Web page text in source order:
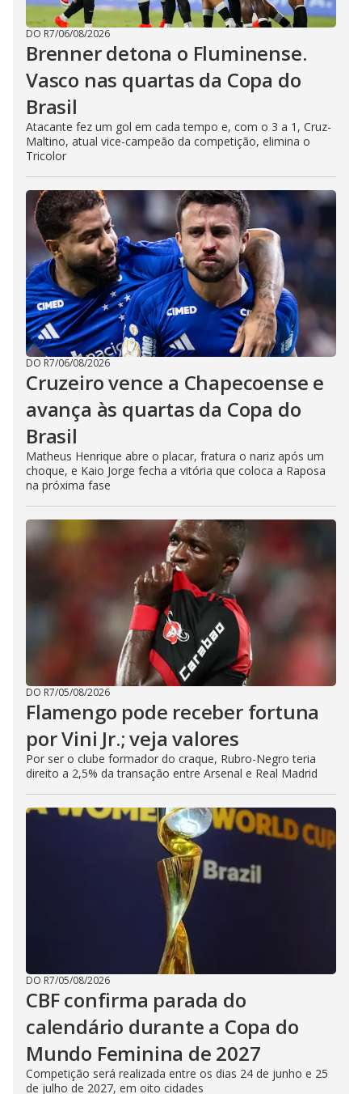
DO R7/06/08/2026
Brenner detona o Fluminense.
Vasco nas quartas da Copa do
Brasil
Atacante fez um gol em cada tempo e, com o 3 a 1, Cruz-
Maltino, atual vice-campeão da competição, elimina o
Tricolor
DO R7/06/08/2026
Cruzeiro vence a Chapecoense e
avança às quartas da Copa do
Brasil
Matheus Henrique abre o placar, fratura o nariz após um
choque, e Kaio Jorge fecha a vitória que coloca a Raposa
na próxima fase
DO R7/05/08/2026
Flamengo pode receber fortuna
por Vini Jr.; veja valores
Por ser o clube formador do craque, Rubro-Negro teria
direito a 2,5% da transação entre Arsenal e Real Madrid
DO R7/05/08/2026
CBF confirma parada do
calendário durante a Copa do
Mundo Feminina de 2027
Competição será realizada entre os dias 24 de junho e 25
de julho de 2027, em oito cidades